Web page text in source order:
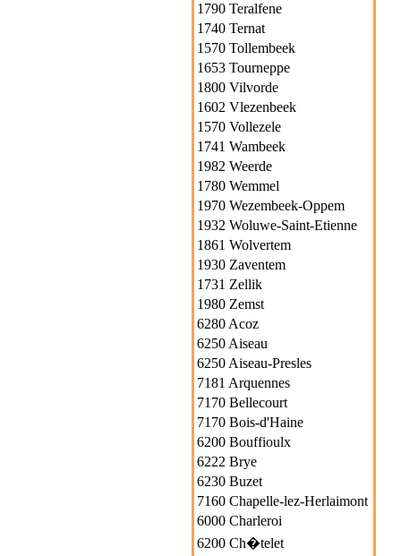
1790 Teralfene
1740 Ternat
1570 Tollembeek
1653 Tourneppe
1800 Vilvorde
1602 Vlezenbeek
1570 Vollezele
1741 Wambeek
1982 Weerde
1780 Wemmel
1970 Wezembeek-Oppem
1932 Woluwe-Saint-Etienne
1861 Wolvertem
1930 Zaventem
1731 Zellik
1980 Zemst
6280 Acoz
6250 Aiseau
6250 Aiseau-Presles
7181 Arquennes
7170 Bellecourt
7170 Bois-d'Haine
6200 Bouffioulx
6222 Brye
6230 Buzet
7160 Chapelle-lez-Herlaimont
6000 Charleroi
6200 Ch�telet